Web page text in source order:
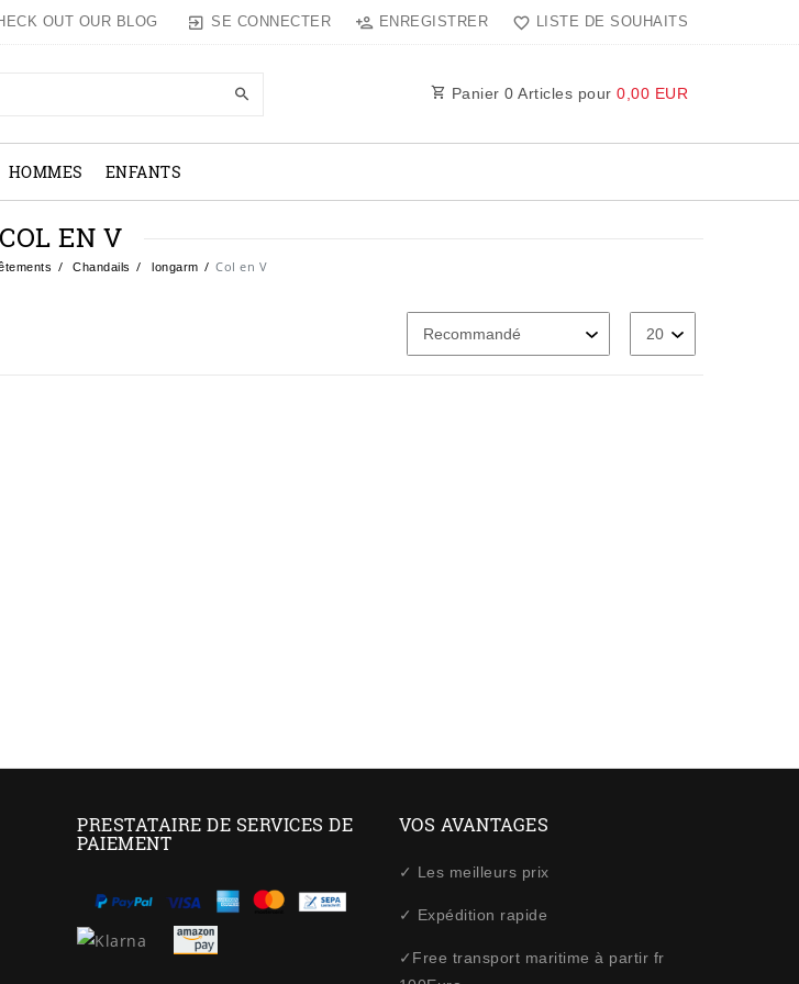
OUT OUR BLOG SE CONNECTER ENREGISTRER LISTE DE SOUHAITS
Panier 0 Articles pour 0,00 EUR
HOMMES ENFANTS
COL EN V
Chandails longarm Col en V
PRESTATAIRE DE SERVICES DE
PAIEMENT
VOS AVANTAGES
✓ Les meilleurs prix
✓ Expédition rapide
✓Free transport maritime à partir fr